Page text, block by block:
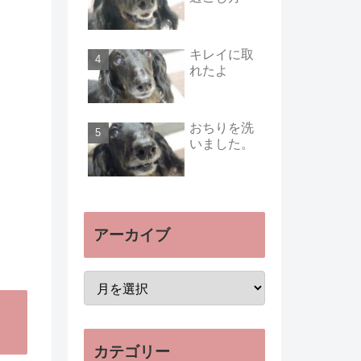
キレイに取
れたよ
おちりを洗
いました。
アーカイブ
カテゴリー